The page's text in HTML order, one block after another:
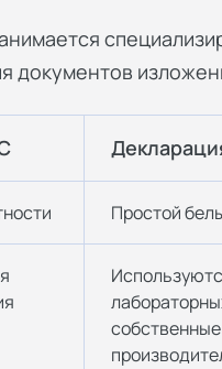
документов
Простой